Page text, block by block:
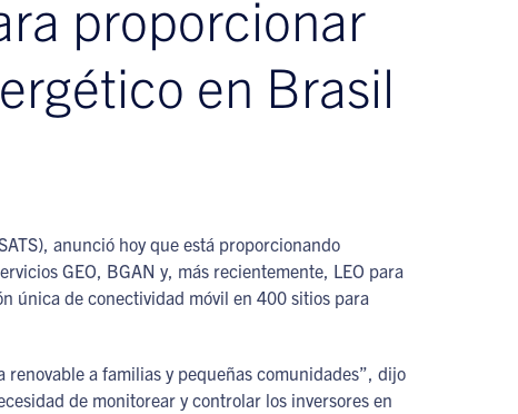
proporcionar
en Brasil
anunció hoy que está proporcionando
GEO, BGAN y, más recientemente, LEO para
única de conectividad móvil en 400 sitios para
a familias y pequeñas comunidades”, dijo
de monitorear y controlar los inversores en